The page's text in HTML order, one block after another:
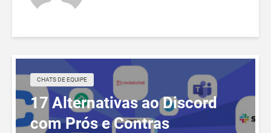
CHATS DE EQUIPE
17 Alternativas ao Discord
com Prós e Contras